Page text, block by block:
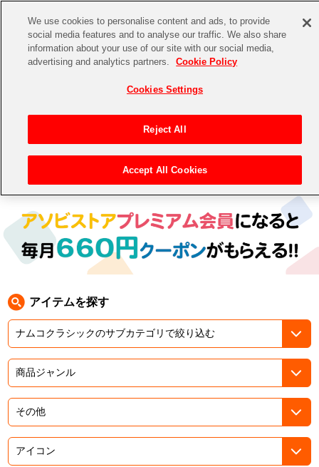
CHANNEL STORE EVENT
ゲーム 電子書籍
その他先行受付
アイドルマスターシリーズ
アイドルマスター
アイドルマスター ミリオンライブ！
アイドルマスター SideM
プロジェクトアイマス ヴイアライヴ
テイルズ オブ シリーズ
電音部
鉄拳
イベントグッズ
トイ・ホビー
> キャラクター > ナムコクラシック
アイテムを探す
We use cookies to personalise content and ads, to provide
social media features and to analyse our traffic. We also share
information about your use of our site with our social media,
advertising and analytics partners.
Cookie Policy
Cookies Settings
Reject All
Accept All Cookies